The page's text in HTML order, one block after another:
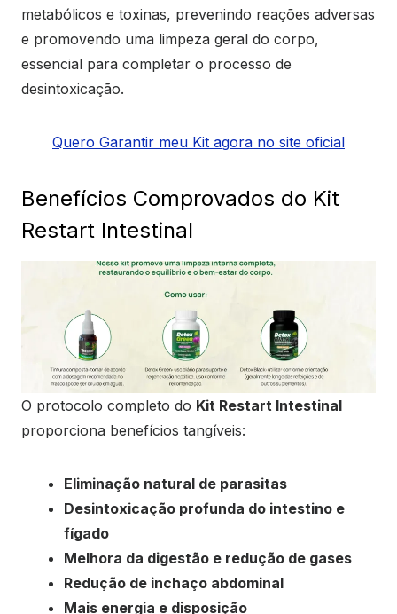
metabólicos e toxinas, prevenindo reações adversas
e promovendo uma limpeza geral do corpo,
essencial para completar o processo de
desintoxicação.
Quero Garantir meu Kit agora no site oficial
Benefícios Comprovados do Kit
Restart Intestinal
O protocolo completo do Kit Restart Intestinal
proporciona benefícios tangíveis:
Eliminação natural de parasitas
Desintoxicação profunda do intestino e
fígado
Melhora da digestão e redução de gases
Redução de inchaço abdominal
Mais energia e disposição